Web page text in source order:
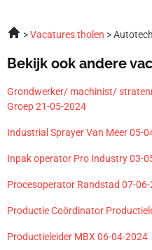
Vacatures tholen
Bekijk ook andere
Grondwerker/ machinist/
Groep 21-05-2024
Industrial Sprayer Van Meer 05-
Inpak operator Pro Industry 03-
Procesoperator Randstad 07-
Productie Coördinator
Productieleider MBX 06-04-2024